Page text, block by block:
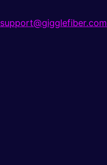
support@gigglefiber.com